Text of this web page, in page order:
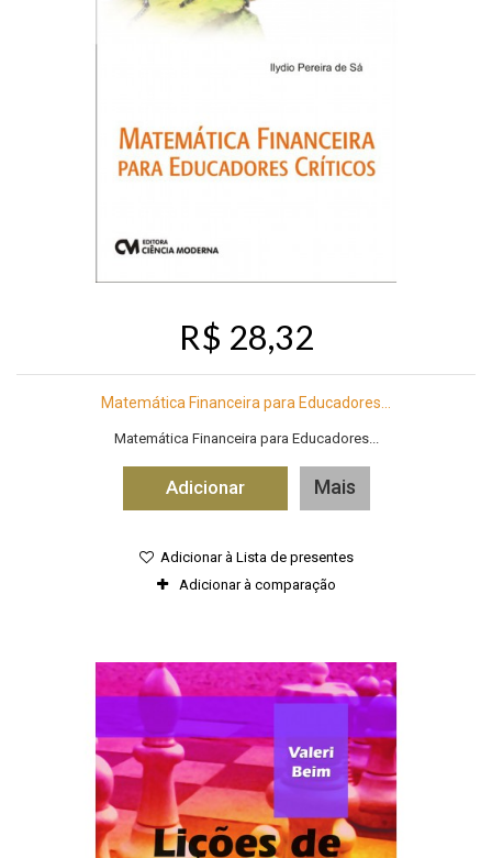
R$ 28,32
Matemática Financeira para Educadores...
Matemática Financeira para Educadores...
Adicionar Mais
Adicionar à Lista de presentes
Adicionar à comparação